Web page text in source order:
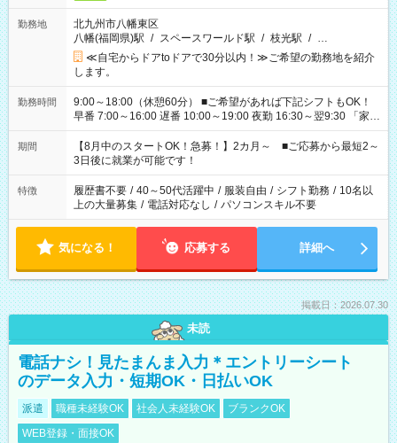
勤務地
北九州市八幡東区
八幡(福岡県)駅 / スペースワールド駅 / 枝光駅 / …
≪自宅からドアtoドアで30分以内！≫ご希望の勤務地を紹介
します。
勤務時間
9:00～18:00（休憩60分） ■ご希望があれば下記シフトもOK！
早番 7:00～16:00 遅番 10:00～19:00 夜勤 16:30～翌9:30 「家族
と休みを合わせたい」 「余裕を持って夕飯の準備がしたい」
「できれば残業はしたくない」 など、ご希望を教えてください
ね。 ※Wワーク希望の方へ 今ご覧のお仕事で希望する勤務時間
と、もう1つのお仕事の勤務時間。 合計で週40時間を超える場
合は応募できません。
期間
【8月中のスタートOK！急募！】2カ月～ ■ご応募から最短2～
3日後に就業が可能です！
特徴 履歴書不要 / 40～50代活躍中 / 服装自由 / シフト勤務 / 10名以
上の大量募集 / 電話対応なし / パソコンスキル不要
気になる！ 応募する 詳細へ
掲載日：2026.07.30
未読
電話ナシ！見たまんま入力＊エントリーシート
のデータ入力・短期OK・日払いOK
派遣 職種未経験OK 社会人未経験OK
ブランクOK
WEB登録・面接OK